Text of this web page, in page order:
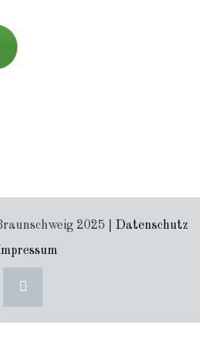
2025 | Datenschutz